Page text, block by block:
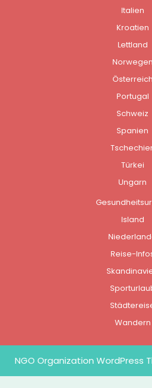
Italien
Kroatien
Lettland
Norwegen
Österreich
Portugal
Schweiz
Spanien
Türkei
Ungarn
Island
Reise-
Wandern
NGO Organization WordPress